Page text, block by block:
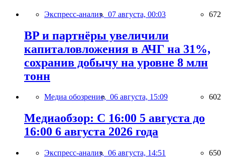
Экспресс-анализ, 07 августа, 00:03 672
BP и партнёры увеличили
капиталовложения в АЧГ на 31%,
сохранив добычу на уровне 8 млн
тонн
Медиа обозрение, 06 августа, 15:09 602
Медиаобзор: С 16:00 5 августа до
16:00 6 августа 2026 года
Экспресс-анализ, 06 августа, 14:51 650